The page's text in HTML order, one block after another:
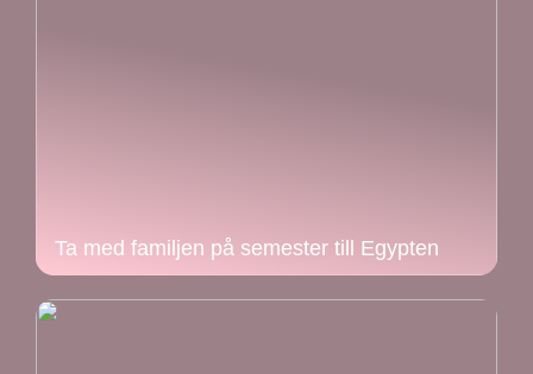
Ta med familjen på semester till Egypten